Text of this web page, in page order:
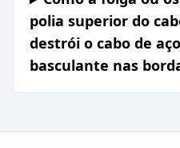
polia superior do
destrói o cabo de
basculante nas